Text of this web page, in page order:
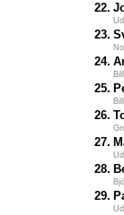
22.
23.
24.
25.
26.
27.
28.
29.